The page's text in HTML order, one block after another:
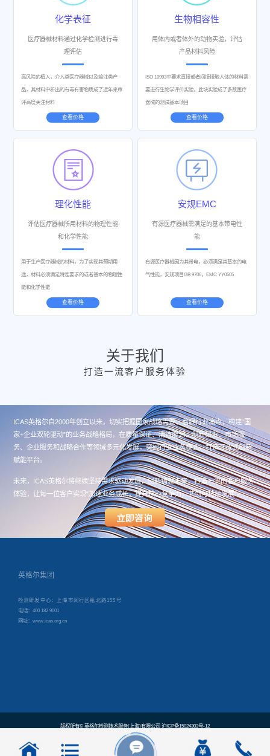
化学表征
医疗器械材料通过化学检测进行毒
理评估
高风险的植入，介入类医疗器械以及输注类产
品，其材料中析出的有毒有害物质成了近年来审
评高度关注材料
查看价格
生物相容性
用体内或者体外的动物实验，评估
产品材料风险
ISO 10993中要求直接或者间接接触人体的材料需
要进行生物学评价实验，此块实验成了多数医疗
器械的测试基本项目
查看价格
理化性能
评估医疗器械所用材料的物理性能
和化学性能
用于生产医疗器械的材料，为了实现其预期用
途，材料必须满足特定要求的或者基本的物理性
能和化学性能
查看价格
安规EMC
有源医疗器械需满足的基本带电性
能
有源医疗器械因为其带电，必须满足其基本的电
气性能，安规项目GB 9706，EMC YY0505
查看价格
关于我们
打造一流客户服务体验
ICAS英格尔自2000年创立以来，切实把握国家战略需要、着眼行业痛点，构建“国
家+企业双轮驱动”的业务战略格局，在质量保证、清洁能源、创新研发、市场服
务、企业服务和战略合作等领域多元化发展，突破行业业务模式，打造开放式创新
赋能平台。
未来，ICAS英格尔将继续坚持需求驱动发展，创新铸就未来，打造一流的客户服务
体验，让每一位客户实现“加速业务成长，提升核心竞争力，共创可持续发展”。
英格尔集团
检测研发中心：上海市闵行区瓶北路155号
电话：400 182 9001
网址：www.icas.org.cn
版权所有© 英格尔检测技术服务(上海)有限公司 沪ICP备15024303号-12